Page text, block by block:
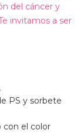
del cáncer y
invitamos a ser
PS y sorbete
con el color